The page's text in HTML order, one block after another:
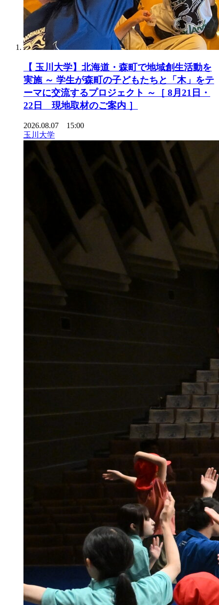
【 玉川大学】北海道・森町で地域創生活動を
実施 ～ 学生が森町の子どもたちと「木」をテ
ーマに交流するプロジェクト ～［ 8月21日・
22日 現地取材のご案内 ］
2026.08.07 15:00
玉川大学